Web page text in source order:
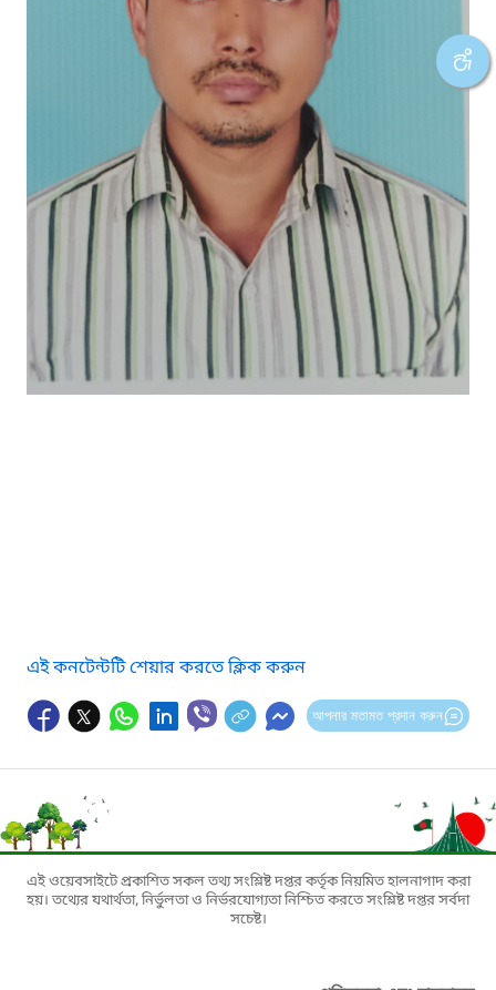
এই কনটেন্টটি শেয়ার করতে ক্লিক করুন
আপনার মতামত প্রদান করুন
এই ওয়েবসাইটে প্রকাশিত সকল তথ্য সংশ্লিষ্ট দপ্তর কর্তৃক নিয়মিত হালনাগাদ করা
হয়। তথ্যের যথার্থতা, নির্ভুলতা ও নির্ভরযোগ্যতা নিশ্চিত করতে সংশ্লিষ্ট দপ্তর সর্বদা
সচেষ্ট।